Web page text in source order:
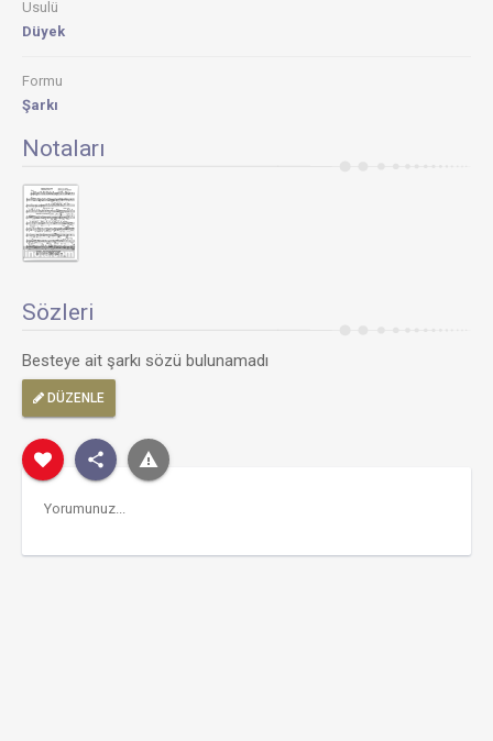
Usulü
Düyek
Formu
Şarkı
Notaları
Sözleri
Besteye ait şarkı sözü bulunamadı
DÜZENLE